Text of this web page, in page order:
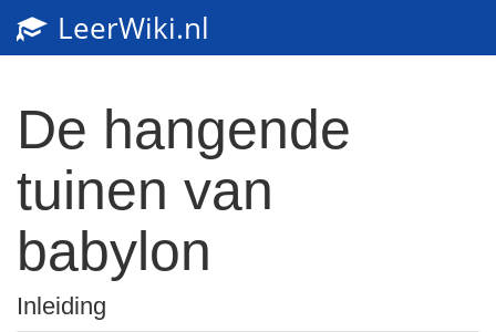
LeerWiki.nl
De hangende
tuinen van
babylon
Inleiding